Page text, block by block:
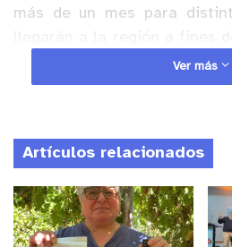
más de un mes para
de Septiembre,
destinados a financiar
recién podrían estar en
en Octubre”, expresó Murillo.
Anuncio
A ello agregó que
Ver más
Artículos relacionados